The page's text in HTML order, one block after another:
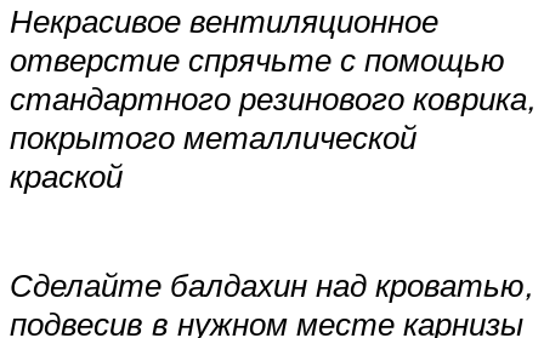
Некрасивое вентиляционное
отверстие спрячьте с помощью
стандартного резинового коврика,
покрытого металлической
краской
Сделайте балдахин над кроватью,
подвесив в нужном месте карнизы